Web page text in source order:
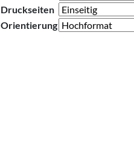
Druckseiten
Orientierung